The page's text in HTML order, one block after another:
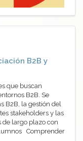
B2B y
que buscan
B2B. Se
B2B, la gestión del
stakeholders y las
de largo plazo con
Comprender